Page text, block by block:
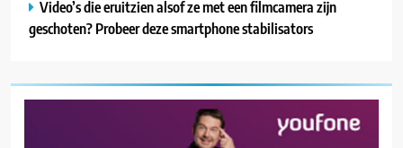
Video’s die eruitzien alsof ze met een filmcamera zijn
geschoten? Probeer deze smartphone stabilisators